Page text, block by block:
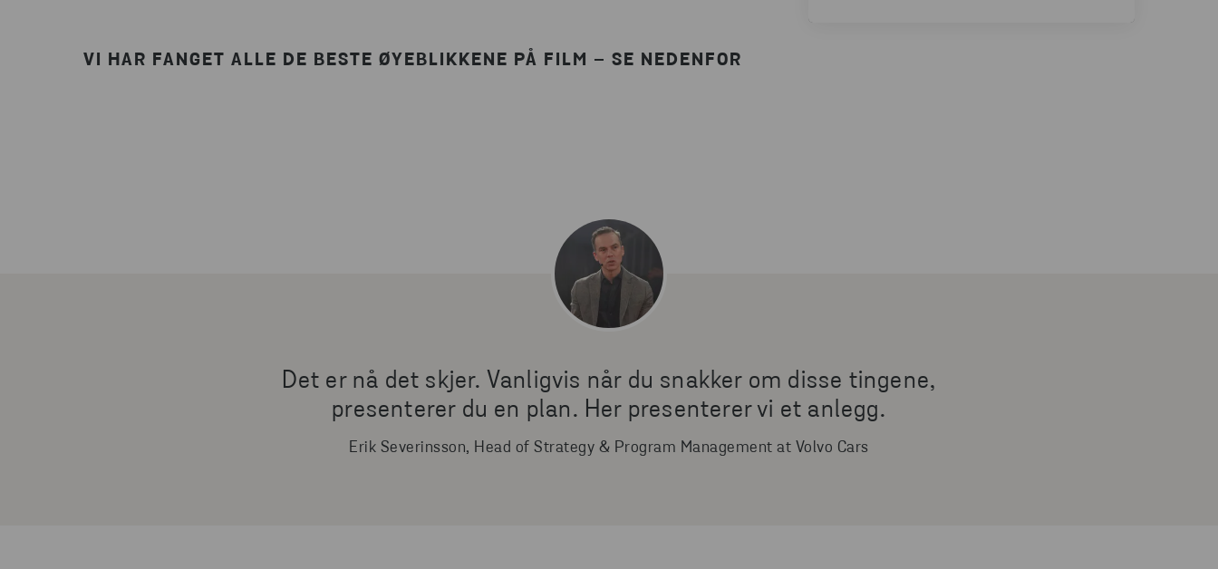
VI HAR FANGET ALLE DE BESTE ØYEBLIKKENE PÅ FILM – SE NEDENFOR
Det er nå det skjer. Vanligvis når du snakker om disse tingene,
presenterer du en plan. Her presenterer vi et anlegg.
Erik Severinsson, Head of Strategy & Program Management at Volvo Cars